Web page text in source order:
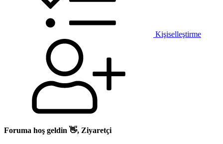
Kişiselleştirme
Foruma hoş geldin 👋, Ziyaretçi